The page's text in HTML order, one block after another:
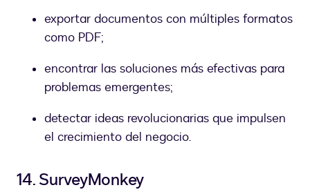
exportar documentos con múltiples formatos
como PDF;
encontrar las soluciones más efectivas para
problemas emergentes;
detectar ideas revolucionarias que impulsen
el crecimiento del negocio.
14. SurveyMonkey